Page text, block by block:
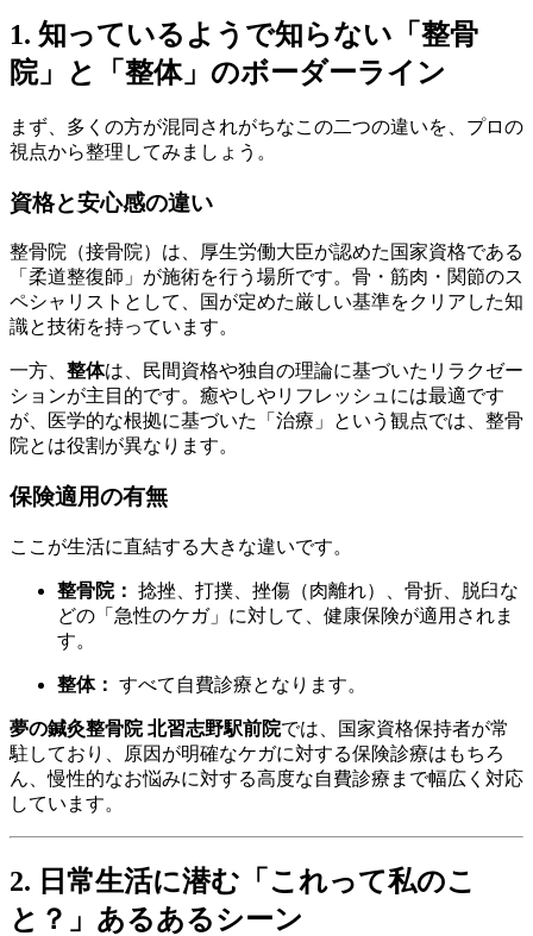
1. 知っているようで知らない「整骨
院」と「整体」のボーダーライン
まず、多くの方が混同されがちなこの二つの違いを、プロの
視点から整理してみましょう。
資格と安心感の違い
整骨院（接骨院）は、厚生労働大臣が認めた国家資格である
「柔道整復師」が施術を行う場所です。骨・筋肉・関節のス
ペシャリストとして、国が定めた厳しい基準をクリアした知
識と技術を持っています。
一方、 整体は、民間資格や独自の理論に基づいたリラクゼー
ションが主目的です。癒やしやリフレッシュには最適です
が、医学的な根拠に基づいた「治療」という観点では、整骨
院とは役割が異なります。
保険適用の有無
ここが生活に直結する大きな違いです。
整骨院： 捻挫、打撲、挫傷（肉離れ）、骨折、脱臼な
どの「急性のケガ」に対して、健康保険が適用されま
す。
整体： すべて自費診療となります。
夢の鍼灸整骨院 北習志野駅前院では、国家資格保持者が常
駐しており、原因が明確なケガに対する保険診療はもちろ
ん、慢性的なお悩みに対する高度な自費診療まで幅広く対応
しています。
2. 日常生活に潜む「これって私のこ
と？」あるあるシーン